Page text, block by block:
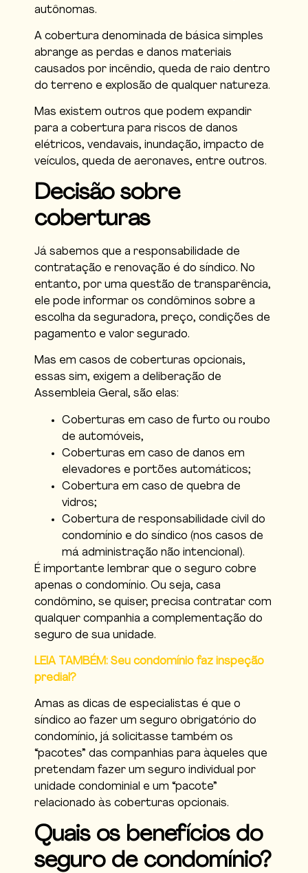
autônomas.
A cobertura denominada de básica simples
abrange as perdas e danos materiais
causados por incêndio, queda de raio dentro
do terreno e explosão de qualquer natureza.
Mas existem outros que podem expandir
para a cobertura para riscos de danos
elétricos, vendavais, inundação, impacto de
veículos, queda de aeronaves, entre outros.
Decisão sobre
coberturas
Já sabemos que a responsabilidade de
contratação e renovação é do síndico. No
entanto, por uma questão de transparência,
ele pode informar os condôminos sobre a
escolha da seguradora, preço, condições de
pagamento e valor segurado.
Mas em casos de coberturas opcionais,
essas sim, exigem a deliberação de
Assembleia Geral, são elas:
Coberturas em caso de furto ou roubo
de automóveis,
Coberturas em caso de danos em
elevadores e portões automáticos;
Cobertura em caso de quebra de
vidros;
Cobertura de responsabilidade civil do
condomínio e do síndico (nos casos de
má administração não intencional).
É importante lembrar que o seguro cobre
apenas o condomínio. Ou seja, casa
condômino, se quiser, precisa contratar com
qualquer companhia a complementação do
seguro de sua unidade.
LEIA TAMBÉM: Seu condomínio faz inspeção
predial?
Amas as dicas de especialistas é que o
síndico ao fazer um seguro obrigatório do
condomínio, já solicitasse também os
“pacotes” das companhias para àqueles que
pretendam fazer um seguro individual por
unidade condominial e um “pacote”
relacionado às coberturas opcionais.
Quais os benefícios do
seguro de condomínio?